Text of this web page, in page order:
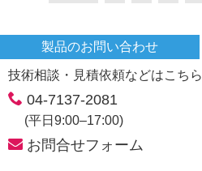
製品のお問い合わせ
技術相談・見積依頼などはこちら
04-7137-2081
(平日9:00–17:00)
お問合せフォーム